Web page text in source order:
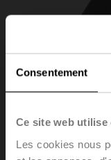
Consentement
Ce site web utilise
Les cookies nous